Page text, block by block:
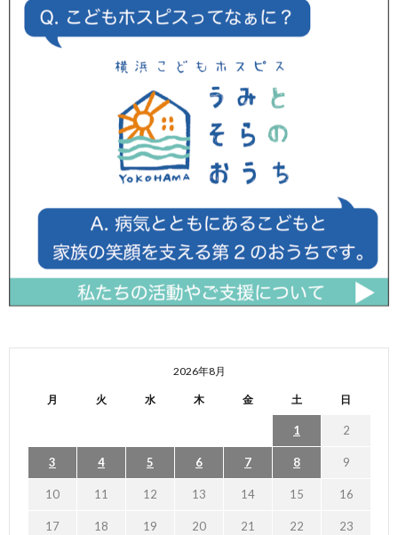
2026年8月
月 火 水 木 金 土 日
1 2
3 4 5 6 7 8 9
10 11 12 13 14 15 16
17 18 19 20 21 22 23